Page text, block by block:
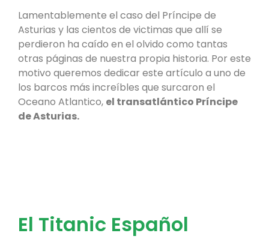
Lamentablemente el caso del Príncipe de
Asturias y las cientos de victimas que allí se
perdieron ha caído en el olvido como tantas
otras páginas de nuestra propia historia. Por este
motivo queremos dedicar este artículo a uno de
los barcos más increíbles que surcaron el
Oceano Atlantico, el transatlántico Príncipe
de Asturias.
El Titanic Español